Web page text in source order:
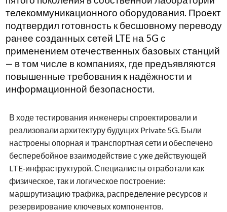
телекоммуникационного оборудования. Проект
подтвердил готовность к бесшовному переводу
ранее созданных сетей LTE на 5G с
применением отечественных базовых станций
— в том числе в компаниях, где предъявляются
повышенные требования к надёжности и
информационной безопасности.
В ходе тестирования инженеры спроектировали и
реализовали архитектуру будущих Private 5G. Были
настроены опорная и транспортная сети и обеспечено
бесперебойное взаимодействие с уже действующей
LTE‑инфраструктурой. Специалисты отработали как
физическое, так и логическое построение:
маршрутизацию трафика, распределение ресурсов и
резервирование ключевых компонентов.